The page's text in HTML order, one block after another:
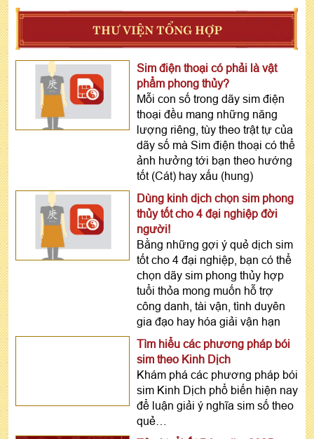
THƯ VIỆN TỔNG HỢP
Sim điện thoại có phải là vật
phẩm phong thủy?
Mỗi con số trong dãy sim điện
thoại đều mang những năng
lượng riêng, tùy theo trật tự của
dãy số mà Sim điện thoại có thể
ảnh hưởng tới bạn theo hướng
tốt (Cát) hay xấu (hung)
Dùng kinh dịch chọn sim phong
thủy tốt cho 4 đại nghiệp đời
người!
Bằng những gợi ý quẻ dịch sim
tốt cho 4 đại nghiệp, bạn có thể
chọn dãy sim phong thủy hợp
tuổi thỏa mong muốn hỗ trợ
công danh, tài vận, tình duyên
gia đạo hay hóa giải vận hạn
Tìm hiểu các phương pháp bói
sim theo Kinh Dịch
Khám phá các phương pháp bói
sim Kinh Dịch phổ biến hiện nay
để luận giải ý nghĩa sim số theo
quẻ…